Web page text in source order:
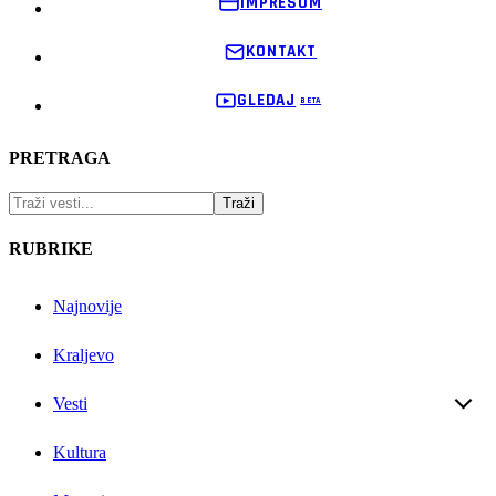
KONTAKT
GLEDAJ
PRETRAGA
RUBRIKE
Najnovije
Kraljevo
Vesti
Kultura